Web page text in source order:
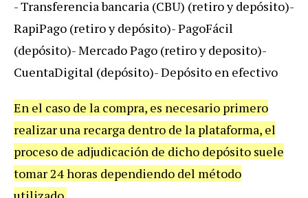
- Transferencia bancaria (CBU) (retiro y depósito)-
RapiPago (retiro y depósito)- PagoFácil
(depósito)- Mercado Pago (retiro y deposito)-
CuentaDigital (depósito)- Depósito en efectivo
En el caso de la compra, es necesario primero
realizar una recarga dentro de la plataforma, el
proceso de adjudicación de dicho depósito suele
tomar 24 horas dependiendo del método